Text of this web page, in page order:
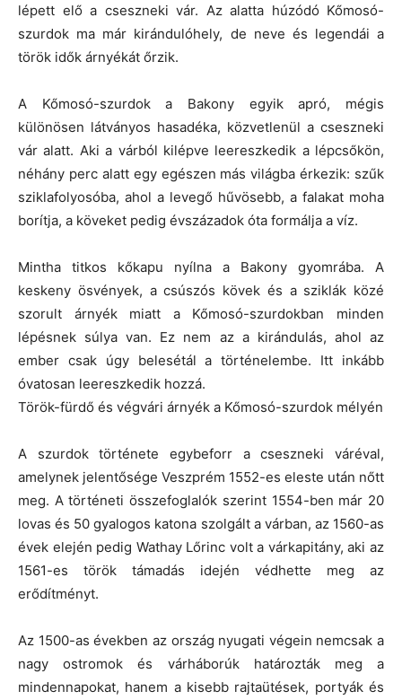
lépett elő a cseszneki vár. Az alatta húzódó Kőmosó-
szurdok ma már kirándulóhely, de neve és legendái a
török idők árnyékát őrzik.
A Kőmosó-szurdok a Bakony egyik apró, mégis
különösen látványos hasadéka, közvetlenül a cseszneki
vár alatt. Aki a várból kilépve leereszkedik a lépcsőkön,
néhány perc alatt egy egészen más világba érkezik: szűk
sziklafolyosóba, ahol a levegő hűvösebb, a falakat moha
borítja, a köveket pedig évszázadok óta formálja a víz.
Mintha titkos kőkapu nyílna a Bakony gyomrába. A
keskeny ösvények, a csúszós kövek és a sziklák közé
szorult árnyék miatt a Kőmosó-szurdokban minden
lépésnek súlya van. Ez nem az a kirándulás, ahol az
ember csak úgy belesétál a történelembe. Itt inkább
óvatosan leereszkedik hozzá.
Török-fürdő és végvári árnyék a Kőmosó-szurdok mélyén
A szurdok története egybeforr a cseszneki váréval,
amelynek jelentősége Veszprém 1552-es eleste után nőtt
meg. A történeti összefoglalók szerint 1554-ben már 20
lovas és 50 gyalogos katona szolgált a várban, az 1560-as
évek elején pedig Wathay Lőrinc volt a várkapitány, aki az
1561-es török támadás idején védhette meg az
erődítményt.
Az 1500-as években az ország nyugati végein nemcsak a
nagy ostromok és várháborúk határozták meg a
mindennapokat, hanem a kisebb rajtaütések, portyák és